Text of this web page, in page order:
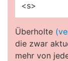
<s>
Überholte
die zwar
mehr von